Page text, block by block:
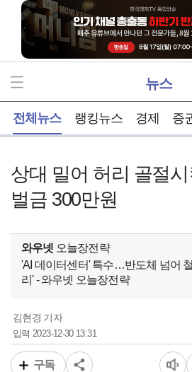
뉴스
전체뉴스 랭킹뉴스 경제 증
상대 밀어 허리 골절
벌금 300만원
와우넷 오늘장전략
'AI 데이터센터' 특수…반도체 넘어
리' - 와우넷 오늘장전략
김현경 기자
입력2023-12-30 13:31
구독